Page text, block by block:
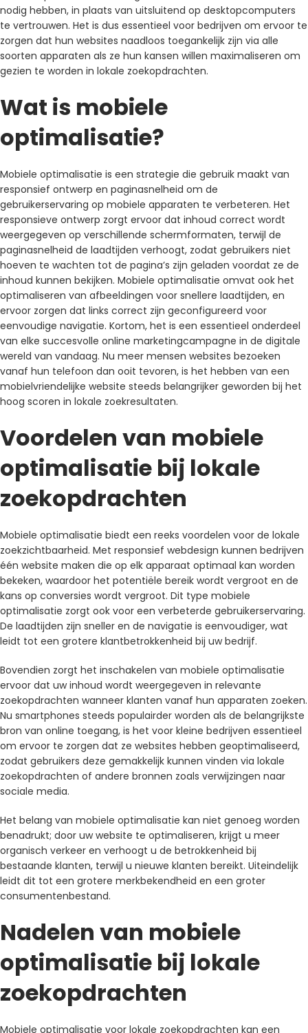
nodig hebben, in plaats van uitsluitend op desktopcomputers
te vertrouwen. Het is dus essentieel voor bedrijven om ervoor te
zorgen dat hun websites naadloos toegankelijk zijn via alle
soorten apparaten als ze hun kansen willen maximaliseren om
gezien te worden in lokale zoekopdrachten.
Wat is mobiele
optimalisatie?
Mobiele optimalisatie is een strategie die gebruik maakt van
responsief ontwerp en paginasnelheid om de
gebruikerservaring op mobiele apparaten te verbeteren. Het
responsieve ontwerp zorgt ervoor dat inhoud correct wordt
weergegeven op verschillende schermformaten, terwijl de
paginasnelheid de laadtijden verhoogt, zodat gebruikers niet
hoeven te wachten tot de pagina’s zijn geladen voordat ze de
inhoud kunnen bekijken. Mobiele optimalisatie omvat ook het
optimaliseren van afbeeldingen voor snellere laadtijden, en
ervoor zorgen dat links correct zijn geconfigureerd voor
eenvoudige navigatie. Kortom, het is een essentieel onderdeel
van elke succesvolle online marketingcampagne in de digitale
wereld van vandaag. Nu meer mensen websites bezoeken
vanaf hun telefoon dan ooit tevoren, is het hebben van een
mobielvriendelijke website steeds belangrijker geworden bij het
hoog scoren in lokale zoekresultaten.
Voordelen van mobiele
optimalisatie bij lokale
zoekopdrachten
Mobiele optimalisatie biedt een reeks voordelen voor de lokale
zoekzichtbaarheid. Met responsief webdesign kunnen bedrijven
één website maken die op elk apparaat optimaal kan worden
bekeken, waardoor het potentiële bereik wordt vergroot en de
kans op conversies wordt vergroot. Dit type mobiele
optimalisatie zorgt ook voor een verbeterde gebruikerservaring.
De laadtijden zijn sneller en de navigatie is eenvoudiger, wat
leidt tot een grotere klantbetrokkenheid bij uw bedrijf.
Bovendien zorgt het inschakelen van mobiele optimalisatie
ervoor dat uw inhoud wordt weergegeven in relevante
zoekopdrachten wanneer klanten vanaf hun apparaten zoeken.
Nu smartphones steeds populairder worden als de belangrijkste
bron van online toegang, is het voor kleine bedrijven essentieel
om ervoor te zorgen dat ze websites hebben geoptimaliseerd,
zodat gebruikers deze gemakkelijk kunnen vinden via lokale
zoekopdrachten of andere bronnen zoals verwijzingen naar
sociale media.
Het belang van mobiele optimalisatie kan niet genoeg worden
benadrukt; door uw website te optimaliseren, krijgt u meer
organisch verkeer en verhoogt u de betrokkenheid bij
bestaande klanten, terwijl u nieuwe klanten bereikt. Uiteindelijk
leidt dit tot een grotere merkbekendheid en een groter
consumentenbestand.
Nadelen van mobiele
optimalisatie bij lokale
zoekopdrachten
Mobiele optimalisatie voor lokale zoekopdrachten kan een